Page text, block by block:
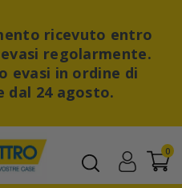
ricevuto entro
regolarmente.
evasi in ordine di
dal 24 agosto.
0